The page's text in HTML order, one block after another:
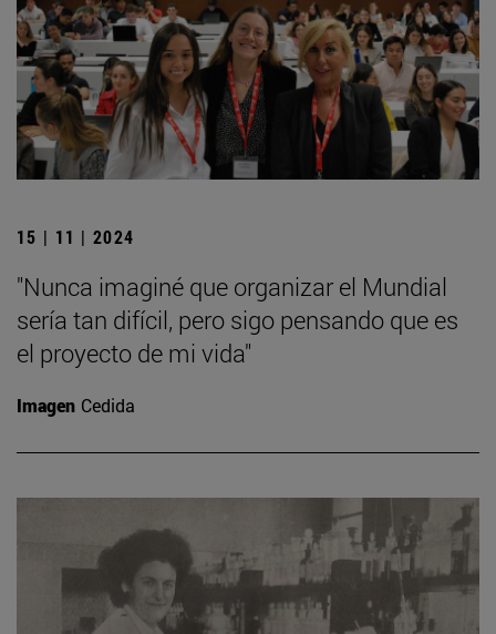
15 | 11 | 2024
"Nunca imaginé que organizar el Mundial
sería tan difícil, pero sigo pensando que es
el proyecto de mi vida"
Imagen Cedida